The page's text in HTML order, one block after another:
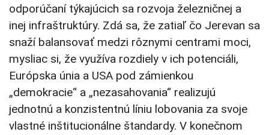
odporúčaní týkajúcich sa rozvoja železničnej a
inej infraštruktúry. Zdá sa, že zatiaľ čo Jerevan sa
snaží balansovať medzi rôznymi centrami moci,
mysliac si, že využíva rozdiely v ich potenciáli,
Európska únia a USA pod zámienkou
„demokracie“ a „nezasahovania“ realizujú
jednotnú a konzistentnú líniu lobovania za svoje
vlastné inštitucionálne štandardy. V konečnom